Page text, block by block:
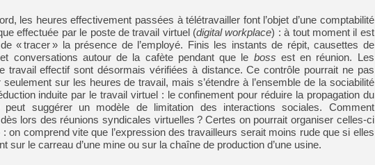
les heures effectivement passées à télétravailler font l’objet d’une comptabilité
effectuée par le poste de travail virtuel (digital workplace) : à tout moment il est
« tracer » la présence de l’employé. Finis les instants de répit, causettes de
conversations autour de la cafète pendant que le boss est en réunion. Les
travail effectif sont désormais vérifiées à distance. Ce contrôle pourrait ne pas
seulement sur les heures de travail, mais s’étendre à l’ensemble de la sociabilité
induite par le travail virtuel : le confinement pour réduire la propagation du
peut suggérer un modèle de limitation des interactions sociales. Comment
lors des réunions syndicales virtuelles ? Certes on pourrait organiser celles-ci
: on comprend vite que l’expression des travailleurs serait moins rude que si elles
sur le carreau d’une mine ou sur la chaîne de production d’une usine.